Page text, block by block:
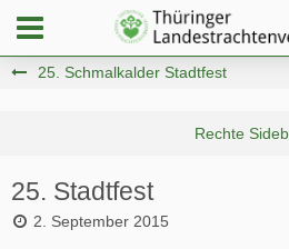
25. Schmalkalder Stadtfest
25. Stadtfest
2. September 2015